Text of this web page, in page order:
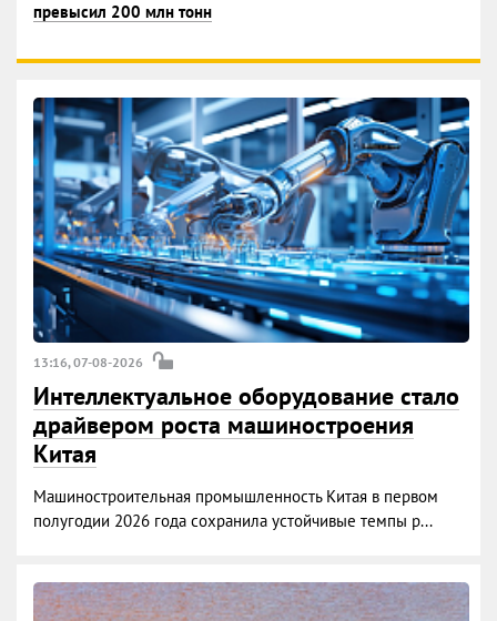
превысил 200 млн тонн
13:16, 07-08-2026
Интеллектуальное оборудование стало
драйвером роста машиностроения
Китая
Машиностроительная промышленность Китая в первом
полугодии 2026 года сохранила устойчивые темпы р...